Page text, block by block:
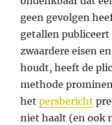
geen gevolgen
getallen publiceert
zwaardere eisen
houdt, heeft de
methode
hetpersbericht
niet haalt (en ook